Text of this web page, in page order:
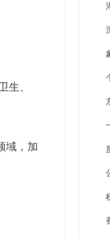
生、
域，加